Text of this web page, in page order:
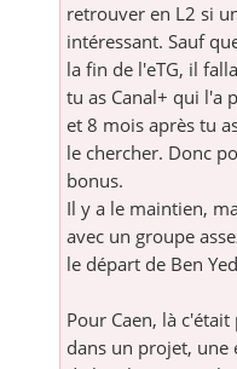
retrouver en L2 si
intéressant. Sauf
la fin de l'eTG, il
tu as Canal+ qui l'a
et 8 mois après tu
le chercher. Donc
bonus.
Il y a le maintien,
avec un groupe
le départ de Ben
Pour Caen, là
dans un projet, une